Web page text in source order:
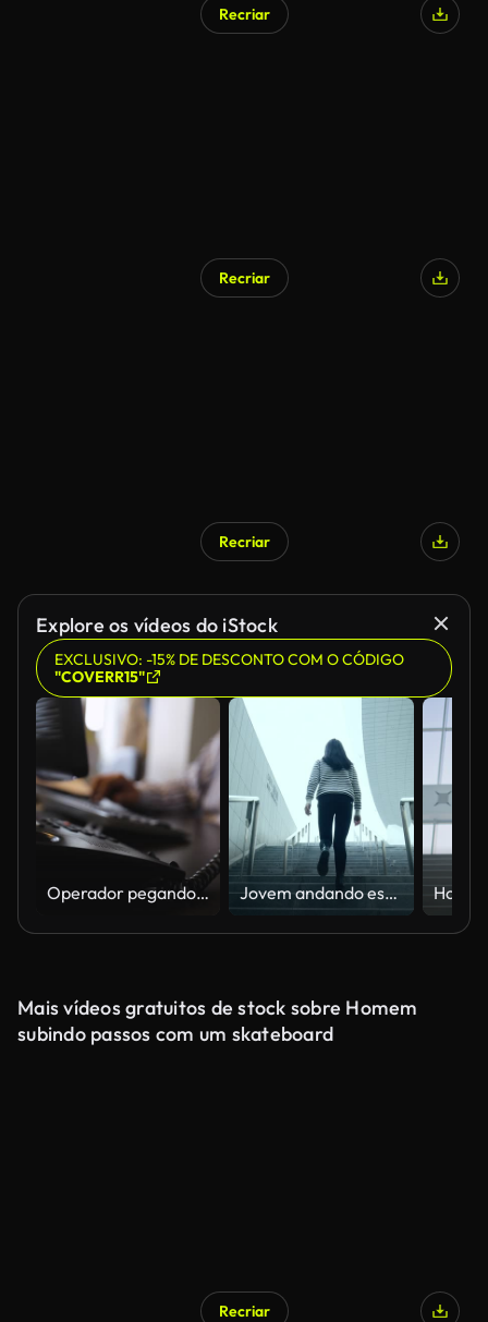
Recriar
Recriar
Recriar
Explore os vídeos do iStock
EXCLUSIVO: -15% DE DESCONTO COM O CÓDIGO
"COVERR15"
Operador pegando o telefone para responder às perguntas, Sala de escritório, Centro de suporte ao cliente, Telefone com botão estilo antigo, Call center Jovem andando escada acima em um túnel
Mais vídeos gratuitos de stock sobre Homem
subindo passos com um skateboard
Recriar